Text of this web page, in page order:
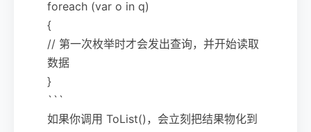
foreach (var o in q)
{
// 第一次枚举时才会发出查询，并开始读取
数据
}
```
如果你调用 ToList()，会立刻把结果物化到